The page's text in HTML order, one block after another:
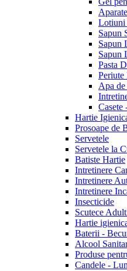
Lotiuni
Sapun
Sapun
Sapun
Pasta
Apa
Casete
Hartie
Prosoape de
Servetele
Servetele la
Batiste Hartie
Intretinere
Intretinere
Intretinere
Insecticide
Scutece
Hartie
Baterii -
Alcool
Produse
Candele -